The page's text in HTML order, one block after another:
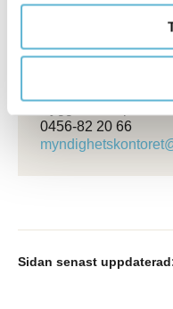
Kontakt
0456-82 20 66
Sidan senast